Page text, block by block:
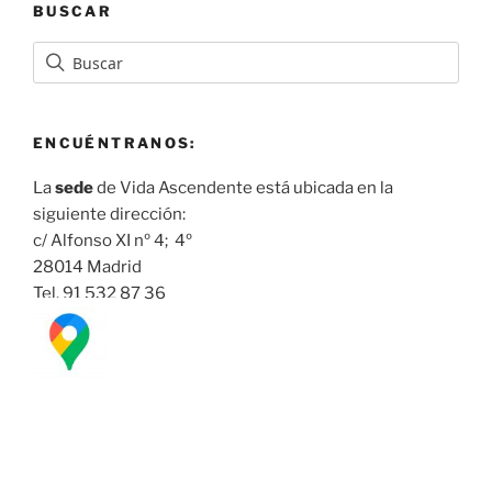
BUSCAR
ENCUÉNTRANOS:
Lasedede Vida Ascendente está ubicada en la
siguiente dirección:
c/ Alfonso XI nº 4; 4º
28014 Madrid
Tel. 91 532 87 36